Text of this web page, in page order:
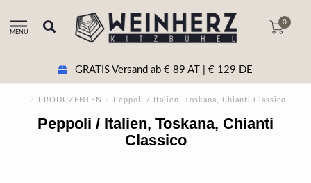
MENU
0
GRATIS Versand ab € 89 AT | € 129 DE
/ PRODUZENTEN / Peppoli / Italien, Toskana, Chianti Classico
Peppoli / Italien, Toskana, Chianti
Classico